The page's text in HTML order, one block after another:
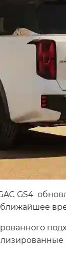
GS4
ближайшее